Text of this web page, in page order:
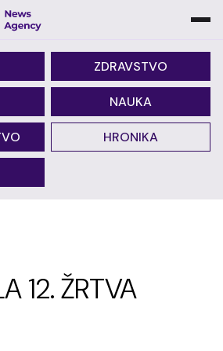
ZDRAVSTVO
NAUKA
HRONIKA
12. ŽRTVA